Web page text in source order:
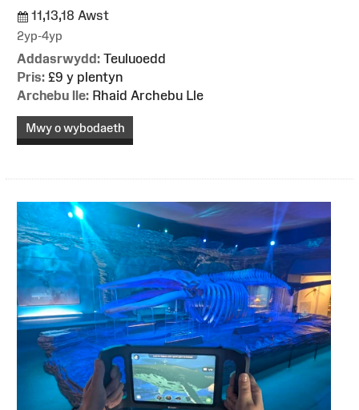
11,13,18 Awst
2yp-4yp
Addasrwydd: Teuluoedd
Pris: £9 y plentyn
Archebu lle: Rhaid Archebu Lle
Mwy o wybodaeth